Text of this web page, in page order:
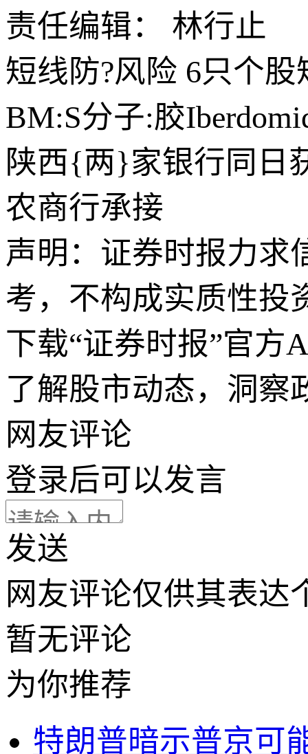
责任编辑： 林行止
短线防?风险 6只个
BM:S分子:胶
陕西{两}家银行同日
农商行承接
声明：证券时报力求
考，不构成实质性投
下载“证券时报”官方
了解股市动态，洞察
网友评论
登录后可以发言
发送
网友评论仅供其表达
暂无评论
为你推荐
特朗普暗示普京可